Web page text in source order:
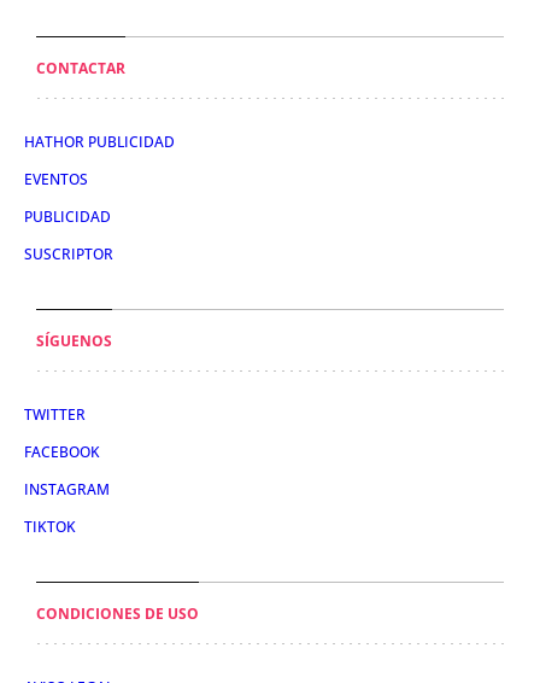
CONTACTAR
HATHOR PUBLICIDAD
EVENTOS
PUBLICIDAD
SUSCRIPTOR
SÍGUENOS
TWITTER
FACEBOOK
INSTAGRAM
TIKTOK
CONDICIONES DE USO